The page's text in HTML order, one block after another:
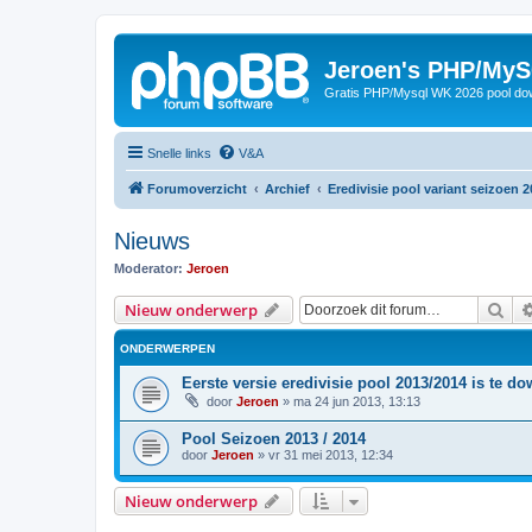
Jeroen's PHP/
Gratis PHP/Mysql WK 2026 pool
Snelle links V&A
Forumoverzicht Archief Eredivisie pool variant seizoen
Nieuws
Moderator: Jeroen
Nieuw onderwerp
ONDERWERPEN
Eerste versie eredivisie pool 2013/2014 is te
door Jeroen » ma 24 jun 2013, 13:13
Pool Seizoen 2013 / 2014
door Jeroen » vr 31 mei 2013, 12:34
Nieuw onderwerp